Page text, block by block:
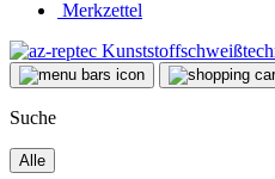
Merkzettel
Suche
Alle